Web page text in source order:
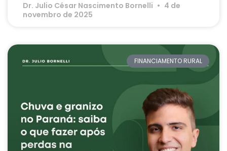
Dr. Julio César Nascimento Bornelli
4 de
novembro de 2025
FINANCIAMENTO RURAL